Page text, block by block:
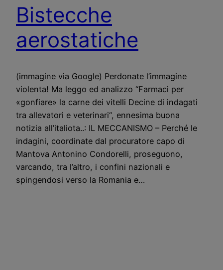
Bistecche
aerostatiche
(immagine via Google) Perdonate l’immagine
violenta! Ma leggo ed analizzo “Farmaci per
«gonfiare» la carne dei vitelli Decine di indagati
tra allevatori e veterinari“, ennesima buona
notizia all’italiota..: IL MECCANISMO – Perché le
indagini, coordinate dal procuratore capo di
Mantova Antonino Condorelli, proseguono,
varcando, tra l’altro, i confini nazionali e
spingendosi verso la Romania e…